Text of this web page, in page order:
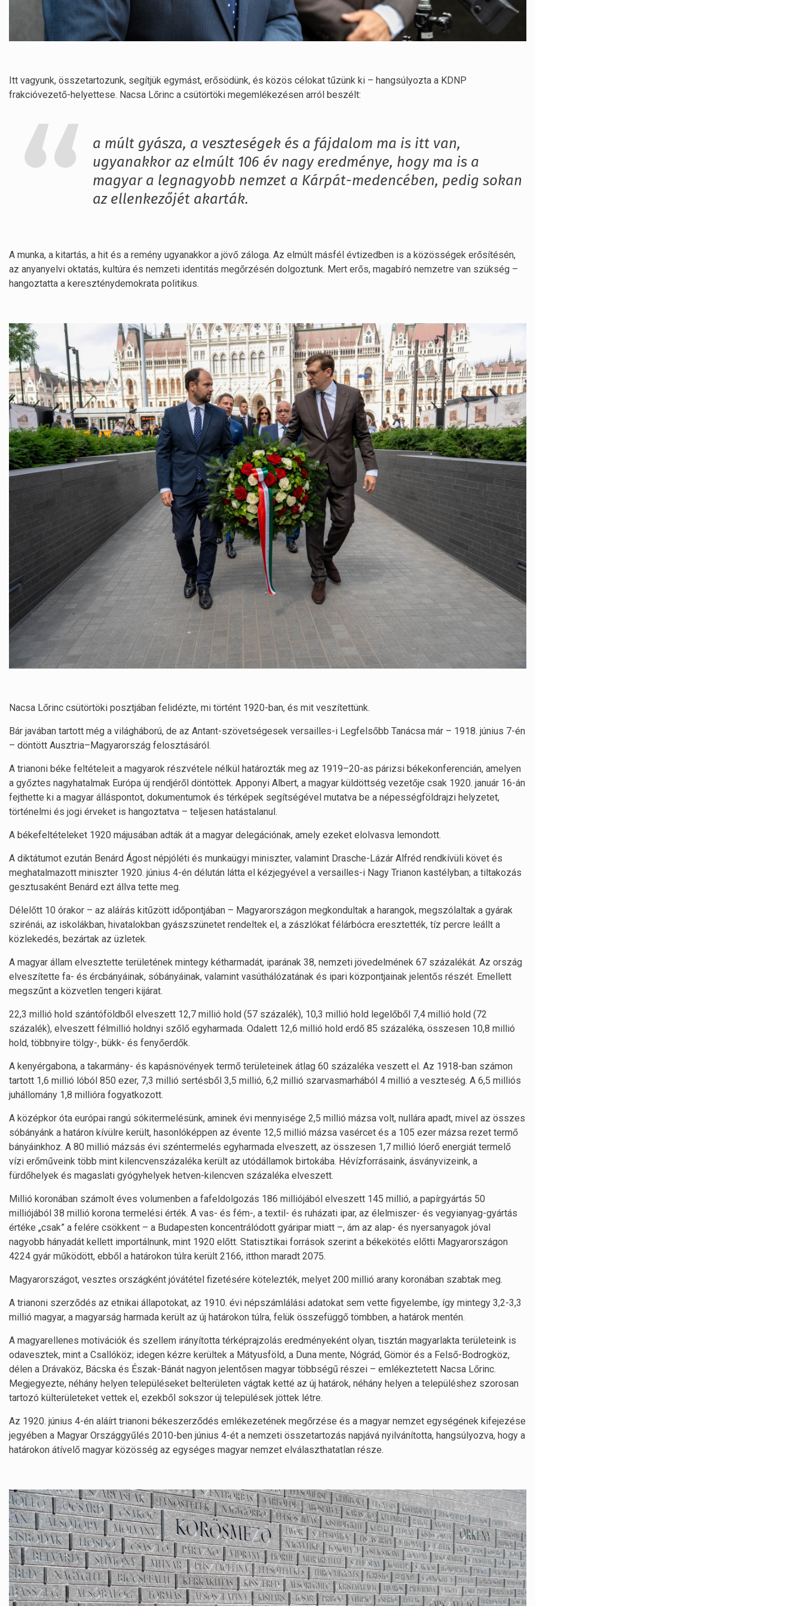
Itt vagyunk, összetartozunk, segítjük egymást, erősödünk, és közös célokat tűzünk ki – hangsúlyozta a KDNP
frakcióvezető-helyettese. Nacsa Lőrinc a csütörtöki megemlékezésen arról beszélt:
a múlt gyásza, a veszteségek és a fájdalom ma is itt van,
ugyanakkor az elmúlt 106 év nagy eredménye, hogy ma is a
magyar a legnagyobb nemzet a Kárpát-medencében, pedig sokan
az ellenkezőjét akarták.
A munka, a kitartás, a hit és a remény ugyanakkor a jövő záloga. Az elmúlt másfél évtizedben is a közösségek erősítésén,
az anyanyelvi oktatás, kultúra és nemzeti identitás megőrzésén dolgoztunk. Mert erős, magabíró nemzetre van szükség –
hangoztatta a kereszténydemokrata politikus.
Nacsa Lőrinc csütörtöki posztjában felidézte, mi történt 1920-ban, és mit veszítettünk.
Bár javában tartott még a világháború, de az Antant-szövetségesek versailles-i Legfelsőbb Tanácsa már – 1918. június 7-én
– döntött Ausztria–Magyarország felosztásáról.
A trianoni béke feltételeit a magyarok részvétele nélkül határozták meg az 1919–20-as párizsi békekonferencián, amelyen
a győztes nagyhatalmak Európa új rendjéről döntöttek. Apponyi Albert, a magyar küldöttség vezetője csak 1920. január 16-án
fejthette ki a magyar álláspontot, dokumentumok és térképek segítségével mutatva be a népességföldrajzi helyzetet,
történelmi és jogi érveket is hangoztatva – teljesen hatástalanul.
A békefeltételeket 1920 májusában adták át a magyar delegációnak, amely ezeket elolvasva lemondott.
A diktátumot ezután Benárd Ágost népjóléti és munkaügyi miniszter, valamint Drasche-Lázár Alfréd rendkívüli követ és
meghatalmazott miniszter 1920. június 4-én délután látta el kézjegyével a versailles-i Nagy Trianon kastélyban; a tiltakozás
gesztusaként Benárd ezt állva tette meg.
Délelőtt 10 órakor – az aláírás kitűzött időpontjában – Magyarországon megkondultak a harangok, megszólaltak a gyárak
szirénái, az iskolákban, hivatalokban gyászszünetet rendeltek el, a zászlókat félárbócra eresztették, tíz percre leállt a
közlekedés, bezártak az üzletek.
A magyar állam elvesztette területének mintegy kétharmadát, iparának 38, nemzeti jövedelmének 67 százalékát. Az ország
elveszítette fa- és ércbányáinak, sóbányáinak, valamint vasúthálózatának és ipari központjainak jelentős részét. Emellett
megszűnt a közvetlen tengeri kijárat.
22,3 millió hold szántóföldből elveszett 12,7 millió hold (57 százalék), 10,3 millió hold legelőből 7,4 millió hold (72
százalék), elveszett félmillió holdnyi szőlő egyharmada. Odalett 12,6 millió hold erdő 85 százaléka, összesen 10,8 millió
hold, többnyire tölgy-, bükk- és fenyőerdők.
A kenyérgabona, a takarmány- és kapásnövények termő területeinek átlag 60 százaléka veszett el. Az 1918-ban számon
tartott 1,6 millió lóból 850 ezer, 7,3 millió sertésből 3,5 millió, 6,2 millió szarvasmarhából 4 millió a veszteség. A 6,5 milliós
juhállomány 1,8 millióra fogyatkozott.
A középkor óta európai rangú sókitermelésünk, aminek évi mennyisége 2,5 millió mázsa volt, nullára apadt, mivel az összes
sóbányánk a határon kívülre került, hasonlóképpen az évente 12,5 millió mázsa vasércet és a 105 ezer mázsa rezet termő
bányáinkhoz. A 80 millió mázsás évi széntermelés egyharmada elveszett, az összesen 1,7 millió lóerő energiát termelő
vízi erőműveink több mint kilencvenszázaléka került az utódállamok birtokába. Hévízforrásaink, ásványvizeink, a
fürdőhelyek és magaslati gyógyhelyek hetven-kilencven százaléka elveszett.
Millió koronában számolt éves volumenben a fafeldolgozás 186 milliójából elveszett 145 millió, a papírgyártás 50
milliójából 38 millió korona termelési érték. A vas- és fém-, a textil- és ruházati ipar, az élelmiszer- és vegyianyag-gyártás
értéke „csak” a felére csökkent – a Budapesten koncentrálódott gyáripar miatt –, ám az alap- és nyersanyagok jóval
nagyobb hányadát kellett importálnunk, mint 1920 előtt. Statisztikai források szerint a békekötés előtti Magyarországon
4224 gyár működött, ebből a határokon túlra került 2166, itthon maradt 2075.
Magyarországot, vesztes országként jóvátétel fizetésére kötelezték, melyet 200 millió arany koronában szabtak meg.
A trianoni szerződés az etnikai állapotokat, az 1910. évi népszámlálási adatokat sem vette figyelembe, így mintegy 3,2-3,3
millió magyar, a magyarság harmada került az új határokon túlra, felük összefüggő tömbben, a határok mentén.
A magyarellenes motivációk és szellem irányította térképrajzolás eredményeként olyan, tisztán magyarlakta területeink is
odavesztek, mint a Csallóköz; idegen kézre kerültek a Mátyusföld, a Duna mente, Nógrád, Gömör és a Felső-Bodrogköz,
délen a Drávaköz, Bácska és Észak-Bánát nagyon jelentősen magyar többségű részei – emlékeztetett Nacsa Lőrinc.
Megjegyezte, néhány helyen településeket belterületen vágtak ketté az új határok, néhány helyen a településhez szorosan
tartozó külterületeket vettek el, ezekből sokszor új települések jöttek létre.
Az 1920. június 4-én aláírt trianoni békeszerződés emlékezetének megőrzése és a magyar nemzet egységének kifejezése
jegyében a Magyar Országgyűlés 2010-ben június 4-ét a nemzeti összetartozás napjává nyilvánította, hangsúlyozva, hogy a
határokon átívelő magyar közösség az egységes magyar nemzet elválaszthatatlan része.